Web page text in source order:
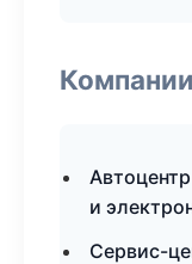
и
Сервис-